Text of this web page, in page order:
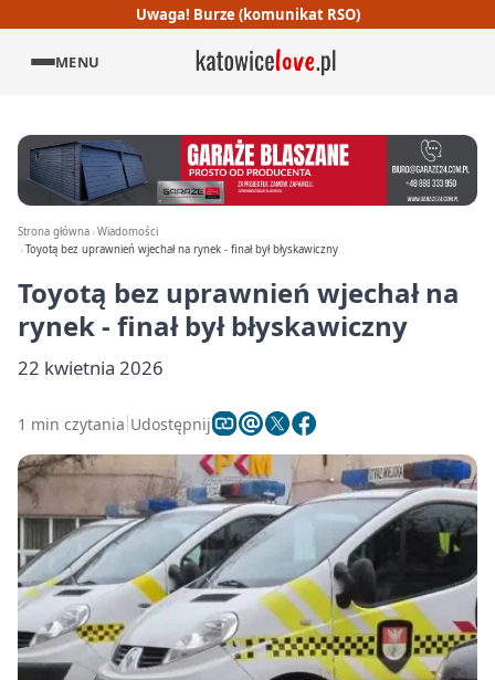
Uwaga! Burze (komunikat RSO)
MENU
Strona główna Wiadomości
Toyotą bez uprawnień wjechał na rynek - finał był błyskawiczny
Toyotą bez uprawnień wjechał na
rynek - finał był błyskawiczny
22 kwietnia 2026
1 min czytania Udostępnij